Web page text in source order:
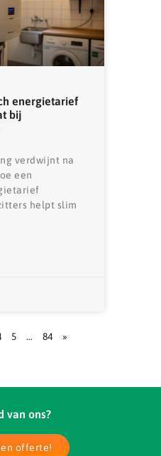
energietarief
bij
verdwijnt na
een
helpt slim
5 … 84 »
van ons?
offerte!